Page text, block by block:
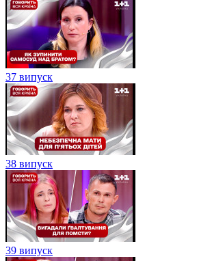
37 випуск
38 випуск
39 випуск